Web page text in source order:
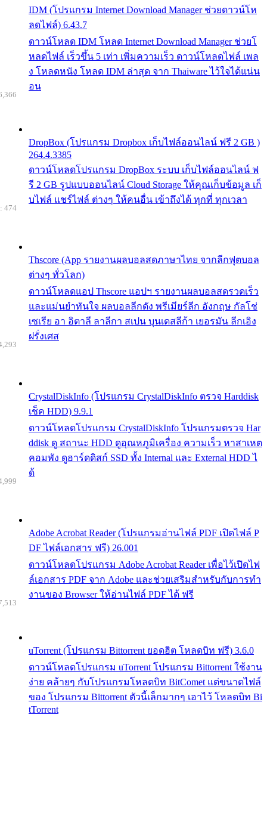
IDM (โปรแกรม Internet Download Manager ช่วยดาวน์โห
ลดไฟล์) 6.43.7
ดาวน์โหลด IDM โหลด Internet Download Manager ช่วยโ
หลดไฟล์ เร็วขึ้น 5 เท่า เพิ่มความเร็ว ดาวน์โหลดไฟล์ เพล
ง โหลดหนัง โหลด IDM ล่าสุด จาก Thaiware ไว้ใจได้แน่น
อน
DropBox (โปรแกรม Dropbox เก็บไฟล์ออนไลน์ ฟรี 2 GB )
264.4.3385
ดาวน์โหลดโปรแกรม DropBox ระบบ เก็บไฟล์ออนไลน์ ฟ
รี 2 GB รูปแบบออนไลน์ Cloud Storage ให้คุณเก็บข้อมูล เก็
บไฟล์ แชร์ไฟล์ ต่างๆ ให้คนอื่น เข้าถึงได้ ทุกที่ ทุกเวลา
Thscore (App รายงานผลบอลสดภาษาไทย จากลีกฟุตบอล
ต่างๆ ทั่วโลก)
ดาวน์โหลดแอป Thscore แอปฯ รายงานผลบอลสดรวดเร็ว
และแม่นยำทันใจ ผลบอลลีกดัง พรีเมียร์ลีก อังกฤษ กัลโช่
เซเรีย อา อิตาลี ลาลีกา สเปน บุนเดสลีก้า เยอรมัน ลีกเอิง
ฝรั่งเศส
474
CrystalDiskInfo (โปรแกรม CrystalDiskInfo ตรวจ Harddisk
เช็ค HDD) 9.9.1
ดาวน์โหลดโปรแกรม CrystalDiskInfo โปรแกรมตรวจ Har
ddisk ดู สถานะ HDD ดูอุณหภูมิเครื่อง ความเร็ว หาสาเหต
คอมพัง ดูฮาร์ดดิสก์ SSD ทั้ง Internal และ External HDD ไ
ด้
Adobe Acrobat Reader (โปรแกรมอ่านไฟล์ PDF เปิดไฟล์ P
DF ไฟล์เอกสาร ฟรี) 26.001
ดาวน์โหลดโปรแกรม Adobe Acrobat Reader เพื่อไว้เปิดไฟ
ล์เอกสาร PDF จาก Adobe และช่วยเสริมสำหรับกับการทำ
งานของ Browser ให้อ่านไฟล์ PDF ได้ ฟรี
uTorrent (โปรแกรม Bittorrent ยอดฮิต โหลดบิท ฟรี) 3.6.0
ดาวน์โหลดโปรแกรม uTorrent โปรแกรม Bittorrent ใช้งาน
ง่าย คล้ายๆ กับโปรแกรมโหลดบิท BitComet แต่ขนาดไฟล์
ของ โปรแกรม Bittorrent ตัวนี้เล็กมากๆ เอาไว้ โหลดบิท Bi
tTorrent